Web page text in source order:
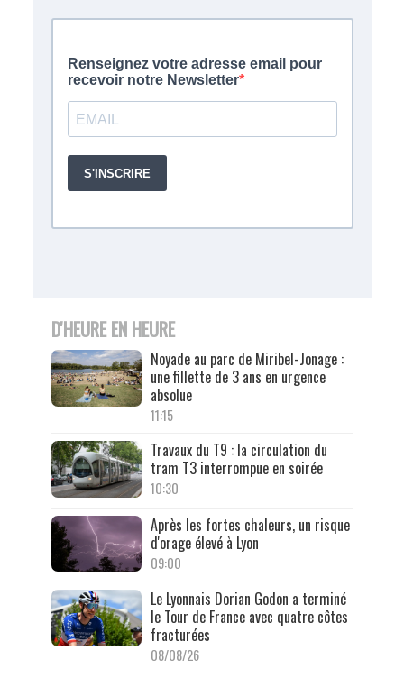
D'HEURE EN HEURE
Noyade au parc de Miribel-Jonage :
une fillette de 3 ans en urgence
absolue
11:15
Travaux du T9 : la circulation du
tram T3 interrompue en soirée
10:30
Après les fortes chaleurs, un risque
d'orage élevé à Lyon
09:00
Le Lyonnais Dorian Godon a terminé
le Tour de France avec quatre côtes
fracturées
08/08/26